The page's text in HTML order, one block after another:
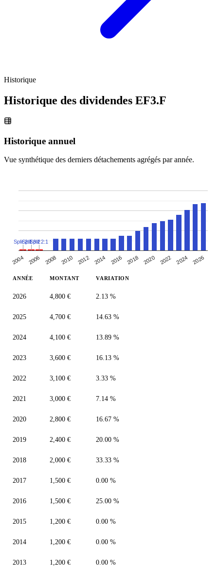
Historique
Historique des dividendes EF3.F
Historique annuel
Vue synthétique des derniers détachements agrégés par année.
2004 2006 2008 2010 2012 2014 2016 2018 2020 2022 2024 2026
Split 2:1Split 3:2
Split 2:1
ANNÉE MONTANT VARIATION
2026 4,800 € 2.13 %
2025 4,700 € 14.63 %
2024 4,100 € 13.89 %
2023 3,600 € 16.13 %
2022 3,100 € 3.33 %
2021 3,000 € 7.14 %
2020 2,800 € 16.67 %
2019 2,400 € 20.00 %
2018 2,000 € 33.33 %
2017 1,500 € 0.00 %
2016 1,500 € 25.00 %
2015 1,200 € 0.00 %
2014 1,200 € 0.00 %
2013 1,200 € 0.00 %